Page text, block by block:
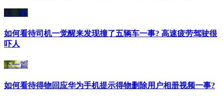
上一篇
如何看待司机一觉醒来发现撞了五辆车一事? 高速疲劳驾驶很
吓人
下一篇
如何看待得物回应华为手机提示得物删除用户相册视频一事?